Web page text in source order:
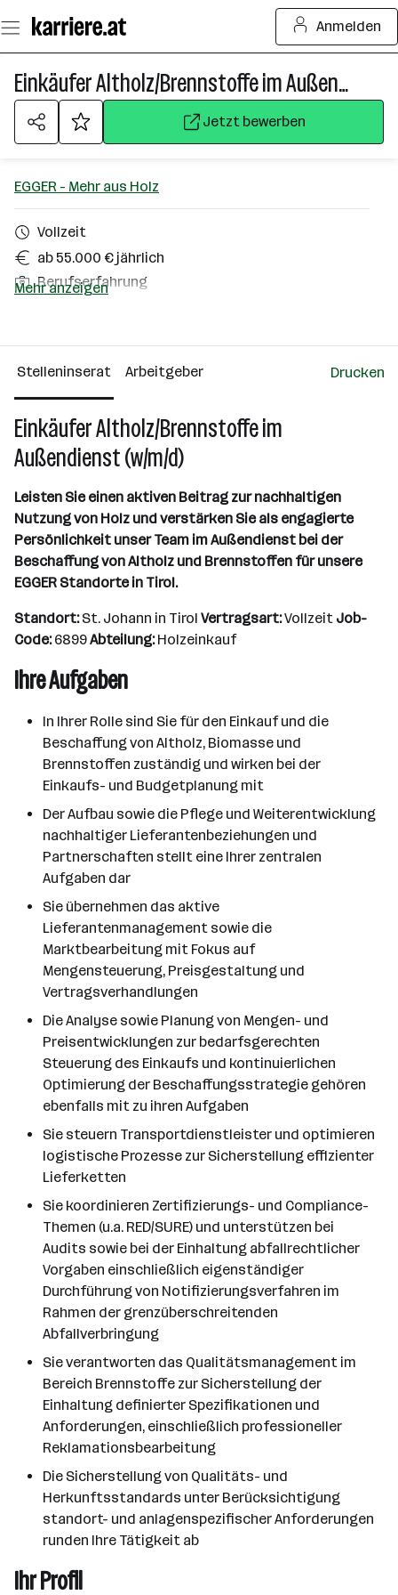
Seiteninhalt
springen
Anmelden
Einkäufer Altholz/Brennstoffe im Außendienst (w/m/d)
Jetzt bewerben
EGGER - Mehr aus Holz
Vollzeit
ab 55.000 € jährlich
Berufserfahrung
10000+ Mitarbeiter*innen
St. Johann
Mehr anzeigen
Stelleninserat Arbeitgeber Drucken
Einkäufer Altholz/Brennstoffe im
Außendienst (w/m/d)
Leisten Sie einen aktiven Beitrag zur nachhaltigen
Nutzung von Holz und verstärken Sie als engagierte
Persönlichkeit unser Team im Außendienst bei der
Beschaffung von Altholz und Brennstoffen für unsere
EGGER Standorte in Tirol.
Standort:St. Johann in Tirol Vertragsart:Vollzeit Job-
Code:6899Abteilung:Holzeinkauf
Ihre Aufgaben
In Ihrer Rolle sind Sie für den Einkauf und die
Beschaffung von Altholz, Biomasse und
Brennstoffen zuständig und wirken bei der
Einkaufs- und Budgetplanung mit
Der Aufbau sowie die Pflege und Weiterentwicklung
nachhaltiger Lieferantenbeziehungen und
Partnerschaften stellt eine Ihrer zentralen
Aufgaben dar
Sie übernehmen das aktive
Lieferantenmanagement sowie die
Marktbearbeitung mit Fokus auf
Mengensteuerung, Preisgestaltung und
Vertragsverhandlungen
Die Analyse sowie Planung von Mengen- und
Preisentwicklungen zur bedarfsgerechten
Steuerung des Einkaufs und kontinuierlichen
Optimierung der Beschaffungsstrategie gehören
ebenfalls mit zu ihren Aufgaben
Sie steuern Transportdienstleister und optimieren
logistische Prozesse zur Sicherstellung effizienter
Lieferketten
Sie koordinieren Zertifizierungs- und Compliance-
Themen (u.a. RED/SURE) und unterstützen bei
Audits sowie bei der Einhaltung abfallrechtlicher
Vorgaben einschließlich eigenständiger
Durchführung von Notifizierungsverfahren im
Rahmen der grenzüberschreitenden
Abfallverbringung
Sie verantworten das Qualitätsmanagement im
Bereich Brennstoffe zur Sicherstellung der
Einhaltung definierter Spezifikationen und
Anforderungen, einschließlich professioneller
Reklamationsbearbeitung
Die Sicherstellung von Qualitäts- und
Herkunftsstandards unter Berücksichtigung
standort- und anlagenspezifischer Anforderungen
runden Ihre Tätigkeit ab
Ihr Profil